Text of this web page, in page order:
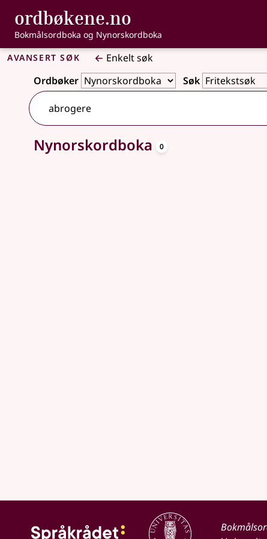
Gå til hovedinnhold
Tilgjengelighet
ordbøkene.no ,
Bokmålsordboka og Nynorskordboka
Avansert søk
Enkelt søk
Ordbøker
Søk
Ingen treff
Nynorskordboka 0